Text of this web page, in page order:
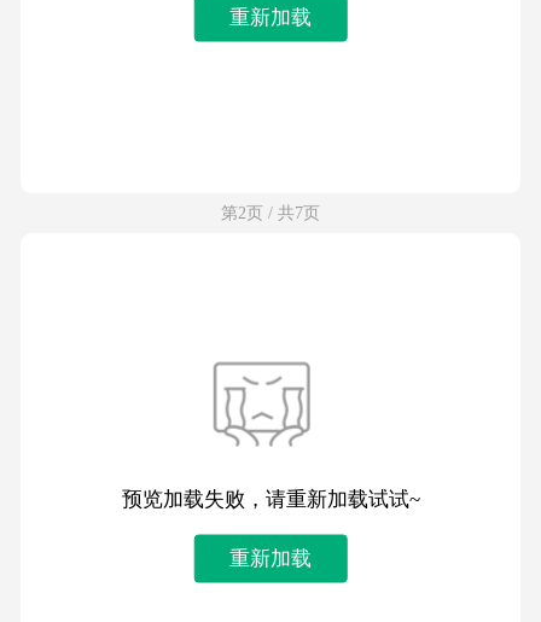
重新加载
第2页 / 共7页
预览加载失败，请重新加载试试~
重新加载